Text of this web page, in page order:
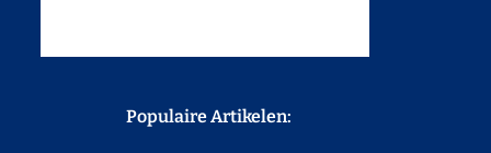
Populaire Artikelen: